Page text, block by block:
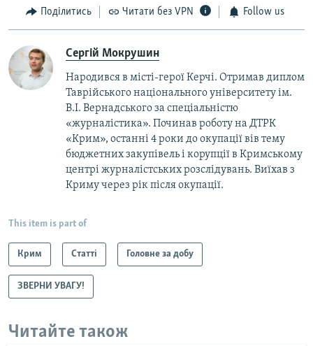
Поділитись Читати без VPN Follow us
Сергій Мокрушин
Народився в місті-герої Керчі. Отримав диплом
Таврійського національного університету ім.
В.І. Вернадського за спеціальністю
«журналістика». Починав роботу на ДТРК
«Крим», останні 4 роки до окупації вів тему
бюджетних закупівель і корупції в Кримському
центрі журналістських розслідувань. Виїхав з
Криму через рік після окупації.
This item is part of
Крим Статті Головне за добу
ЗВЕРНИ УВАГУ!
Читайте також